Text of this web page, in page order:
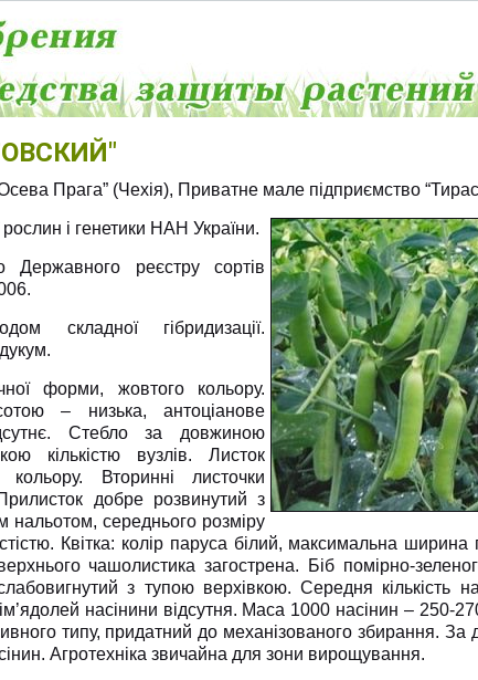
Прага” (Чехія), Приватне мале підприємство
рослин і генетики НАН України.
Державного реєстру сортів
складної гібридизації.
форми, жовтого кольору.
– низька, антоціанове
Стебло за довжиною
кількістю вузлів. Листок
кольору. Вторинні листочки
добре розвинутий з
нальотом, середнього розміру
Квітка: колір паруса білий, максимальна
чашолистика загострена. Біб помірно-
з тупою верхівкою. Середня
насінини відсутня. Маса 1000 насінин – 250-
типу, придатний до механізованого збирання.
Агротехніка звичайна для зони вирощування.